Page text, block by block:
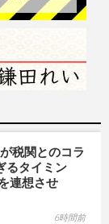
税関とのコラ
るタイミン
連想させ
6時間前